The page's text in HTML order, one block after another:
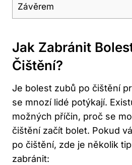
Závěrem
Jak Zabránit
Čištění?
Je bolest zubů po čištění
⁤se mnozí lidé potýkají.
možných příčin, proč se
čištění začít bolet. Pokud
po čištění, zde ⁤je‍ několik
zabránit: